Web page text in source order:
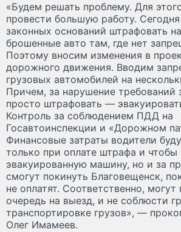
«Будем решать проблему. Для
провести большую работу.
законных оснований штрафовать
брошенные авто там, где нет
Поэтому вносим изменения в
дорожного движения. Вводим
грузовых автомобилей на
Причем, за нарушение требований
просто штрафовать —
Контроль за соблюдением ПДД на
Госавтоинспекции и «Дорожном
Финансовые затраты водители
только при оплате штрафа и чтобы
эвакуированную машину, но и за
смогут покинуть Благовещенск,
не оплатят. Соответственно, могут
очередь на выезд, и не соблюсти
транспортировке грузов», —
Олег Имамеев.